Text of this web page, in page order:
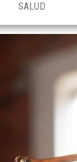
SALUD